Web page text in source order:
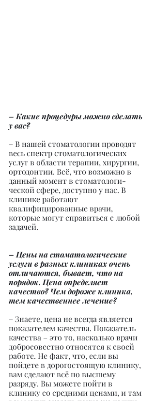
– Какие процедуры можно сделать
у вас?
– В нашей стоматологии проводят
весь спектр стоматологических
услуг в области терапии, хирургии,
ортодонтии. Всё, что возможно в
данный момент в стоматологи-
ческой сфере, доступно у нас. В
клинике работают
квалифицированные врачи,
которые могут справиться с любой
задачей.
– Цены на стоматологические
услуги в разных клиниках очень
отличаются, бывает, что на
порядок. Цена определяет
качество? Чем дороже клиника,
тем качественнее лечение?
– Знаете, цена не всегда является
показателем качества. Показатель
качества – это то, насколько врачи
добросовестно относятся к своей
работе. Не факт, что, если вы
пойдете в дорогостоящую клинику,
вам сделают всё по высшему
разряду. Вы можете пойти в
клинику со средними ценами, и там